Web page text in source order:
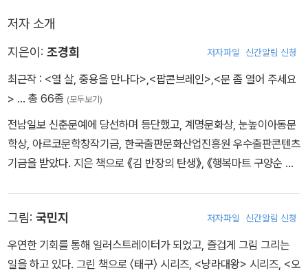
저자 소개
지은이: 조경희 저자파일 신간알림 신청
최근작 : <열 살, 중용을 만나다> <팝콘브레인> <문 좀 열어 주세요
> … 총 66종 (모두보기)
전남일보 신춘문예에 당선하며 등단했고, 계명문화상, 눈높이아동문
학상, 아르코문학창작기금, 한국출판문화산업진흥원 우수출판콘텐츠
기금을 받았다. 지은 책으로 《김 반장의 탄생》, 《행복마트 구양순 여
대 천송이》, 《미래를 지켜 줘》, 《소원 일기장》, 《열 살, 손자병법을 만
나다》 등이 있다.
그림: 국민지 저자파일 신간알림 신청
우연한 기회를 통해 일러스트레이터가 되었고, 즐겁게 그림 그리는
일을 하고 있다. 그린 책으로 〈태구〉 시리즈, <냥라대왕> 시리즈, <오